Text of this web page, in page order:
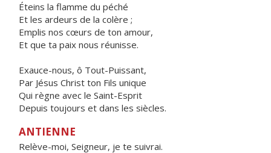
Éteins la flamme du péché
Et les ardeurs de la colère ;
Emplis nos cœurs de ton amour,
Et que ta paix nous réunisse.
Exauce-nous, ô Tout-Puissant,
Par Jésus Christ ton Fils unique
Qui règne avec le Saint-Esprit
Depuis toujours et dans les siècles.
ANTIENNE
Relève-moi, Seigneur, je te suivrai.